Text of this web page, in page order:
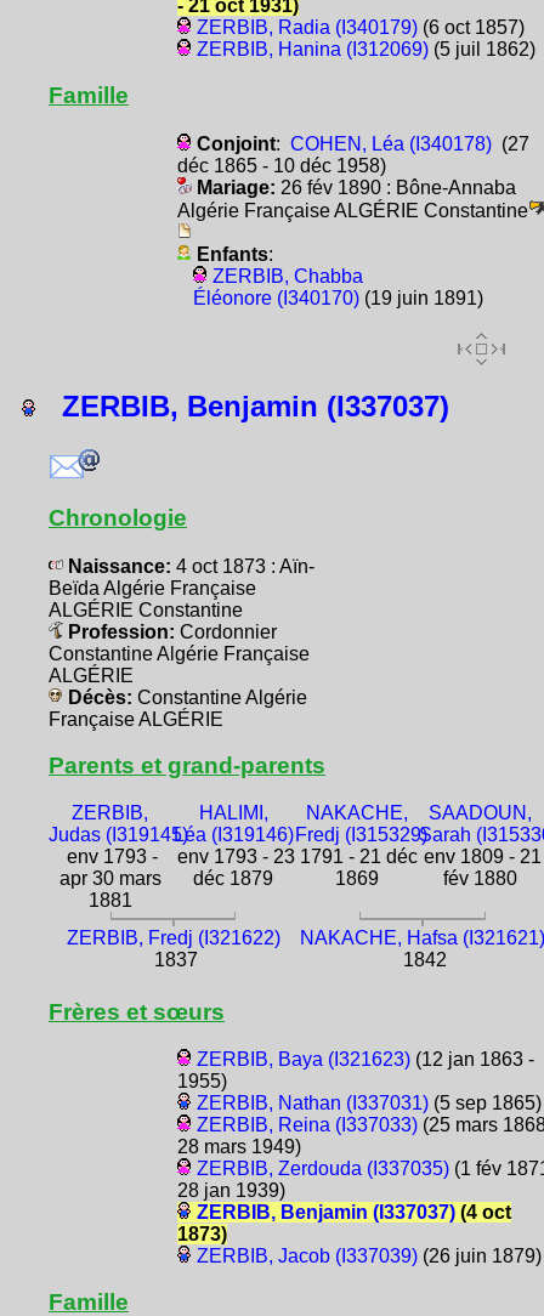
- 21 oct 1931)
ZERBIB, Radia (I340179)(6 oct 1857)
ZERBIB, Hanina (I312069)(5 juil 1862)
Famille
Conjoint: COHEN, Léa (I340178)(27
déc 1865 - 10 déc 1958)
Mariage: 26 fév 1890 : Bône-Annaba
Algérie Française ALGÉRIE Constantine
Enfants:
ZERBIB, Chabba
Éléonore (I340170)(19 juin 1891)
ZERBIB, Benjamin (I337037)
Chronologie
Naissance: 4 oct 1873 : Aïn-
Beïda Algérie Française
ALGÉRIE Constantine
Profession: Cordonnier
Constantine Algérie Française
ALGÉRIE
Décès: Constantine Algérie
Française ALGÉRIE
Parents et grand-parents
ZERBIB,
Judas (I319145)
env 1793 -
apr 30 mars
1881
HALIMI,
Léa (I319146)
env 1793 - 23
déc 1879
NAKACHE,
Fredj (I315329)
1791 - 21 déc
1869
SAADOUN,
Sarah
env 1809 - 21
fév 1880
ZERBIB, Fredj (I321622)
1837
NAKACHE, Hafsa (I321621)
1842
Frères et sœurs
ZERBIB, Baya (I321623)(12 jan 1863 -
1955)
ZERBIB, Nathan (I337031)(5 sep 1865)
ZERBIB, Reina (I337033)(25 mars
28 mars 1949)
ZERBIB, Zerdouda (I337035)(1 fév
28 jan 1939)
ZERBIB, Benjamin (I337037)(4 oct
1873)
ZERBIB, Jacob (I337039)(26 juin 1879)
Famille